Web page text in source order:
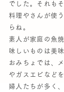
でした。それも
料理やさんが使
らね。
素人が家庭の魚
味しいものは美
おみちょでは、
やガスエビなど
婦人たちが多く、